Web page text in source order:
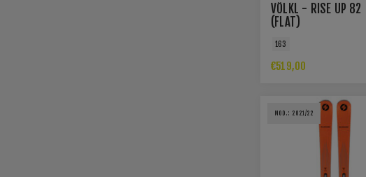
VÖLKL - RISE UP 82
(FLAT)
163
€519,00
MOD.: 2021/22